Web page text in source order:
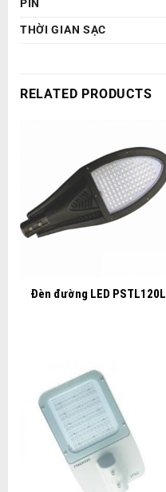
PIN
THỜI GIAN SẠC
RELATED PRODUCTS
Đèn đường LED PSTL120L